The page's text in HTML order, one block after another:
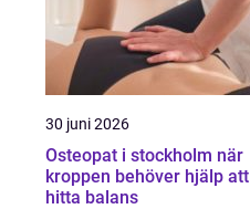
30 juni 2026
Osteopat i stockholm när
kroppen behöver hjälp att
hitta balans